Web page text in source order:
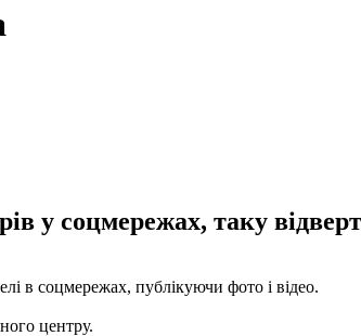
у соцмережах, таку
в соцмережах, публікуючи фото і відео.
центру.